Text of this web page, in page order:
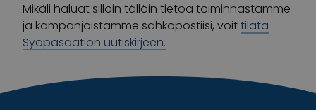
Mikäli haluat silloin tällöin tietoa toiminnastamme
ja kampanjoistamme sähköpostiisi, voittilata
Syöpäsäätiön uutiskirjeen.